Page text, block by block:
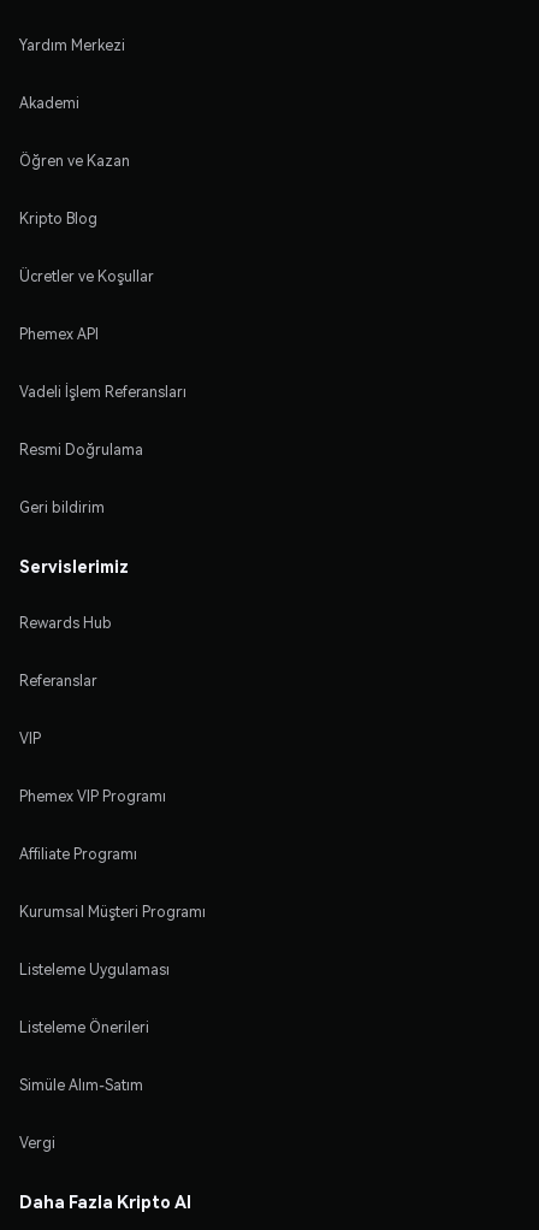
Yardım Merkezi
Akademi
Öğren ve Kazan
Kripto Blog
Ücretler ve Koşullar
Phemex API
Vadeli İşlem Referansları
Resmi Doğrulama
Geri bildirim
Servislerimiz
Rewards Hub
Referanslar
VIP
Phemex VIP Programı
Affiliate Programı
Kurumsal Müşteri Programı
Listeleme Uygulaması
Listeleme Önerileri
Simüle Alım-Satım
Vergi
Daha Fazla Kripto Al